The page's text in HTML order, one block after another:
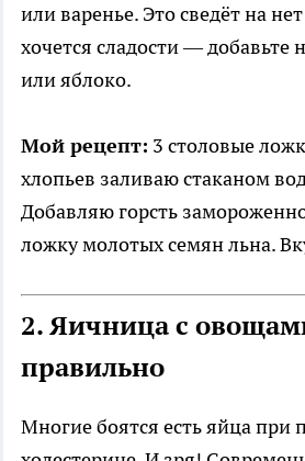
или варенье. Это сведёт на
хочется сладости — добавьте
или яблоко.
Мой рецепт: 3 столовые
хлопьев заливаю стаканом
Добавляю горсть
ложку молотых семян льна.
2. Яичница с
правильно
Многие боятся есть яйца